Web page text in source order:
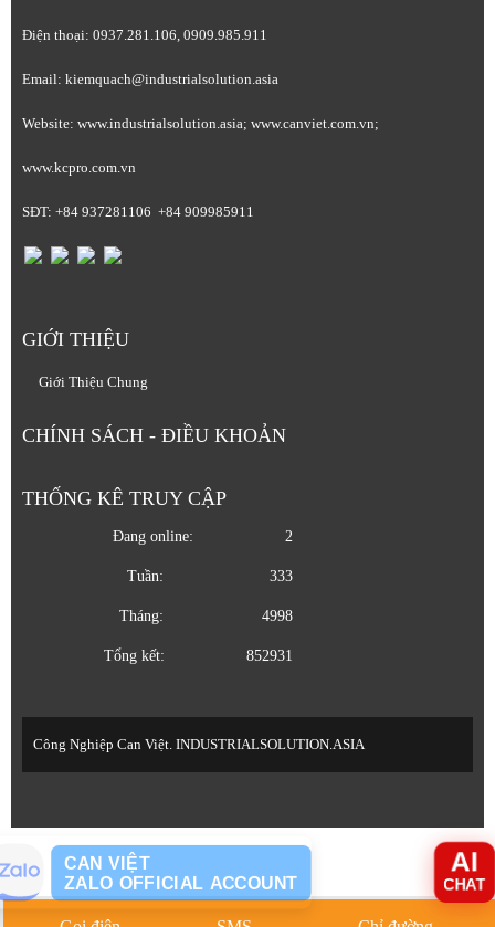
Điện thoại: 0937.281.106, 0909.985.911
Email: kiemquach@industrialsolution.asia
Website: www.industrialsolution.asia; www.canviet.com.vn;
www.kcpro.com.vn
SĐT: +84 937281106 +84 909985911
GIỚI THIỆU
Giới Thiệu Chung
CHÍNH SÁCH - ĐIỀU KHOẢN
THỐNG KÊ TRUY CẬP
Đang online: 2
Tuần: 333
Tháng: 4998
Tổng kết: 852931
Công Nghiệp Can Việt. INDUSTRIALSOLUTION.ASIA
CAN VIỆT
ZALO OFFICIAL ACCOUNT
AI
CHAT